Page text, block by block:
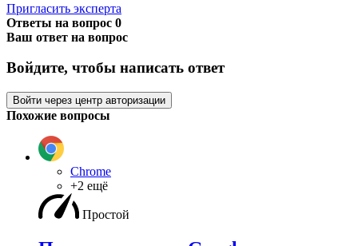
Пригласить эксперта
Ответы на вопрос 0
Ваш ответ на вопрос
Войдите, чтобы написать ответ
Войти через центр авторизации
Похожие вопросы
Chrome
+2 ещё
Простой